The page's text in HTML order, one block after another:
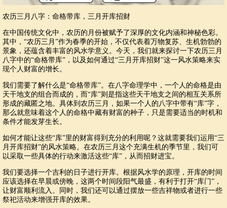
农历三月八字：命格带库，三月开库招财
在中国传统文化中，农历的月份被赋予了深厚的文化内涵和神秘色彩。
其中，“农历三月”作为春季的开始，不仅代表着万物复苏、生机勃勃的
景象，还蕴含着丰富的风水学意义。今天，我们就来探讨一下农历三月
八字中的“命格带库”，以及如何通过“三月开库招财”这一风水策略来实
现个人财富的增长。
我们需要了解什么是“命格带库”。在八字命理学中，一个人的命格是由
天干地支的组合而成的，而“库”则是指这些天干地支之间的相互关系所
形成的藏匿之地。具体到农历三月，如果一个人的八字中带有“库”字，
那么就意味着这个人的命格中藏有财富的种子，只是需要适当的时机和
条件才能发芽生长。
如何才能让这些“库”里的财富得到充分的利用呢？这就需要我们运用“三
月开库招财”的风水策略。在农历三月这个充满生机的季节里，我们可
以采取一些具体的行动来激活这些“库”，从而招财进宝。
我们要选择一个吉利的日子进行开库。根据风水学的原理，开库的时间
应该选择在早晨或傍晚，这两个时间段阳气最盛，有利于打开“库门”，
让财富顺利流入。同时，我们还可以通过摆放一些吉祥物或者进行一些
祭祀活动来增强开库的效果。